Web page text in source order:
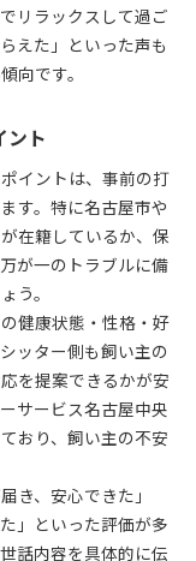
リラックスして過ご
えた」といった声も
向です。
ント
イントは、事前の打
す。特に名古屋市や
在籍しているか、保
が一のトラブルに備
う。
健康状態・性格・好
ッター側も飼い主の
を提案できるかが安
サービス名古屋中央
おり、飼い主の不安
き、安心できた」
」といった評価が多
話内容を具体的に伝